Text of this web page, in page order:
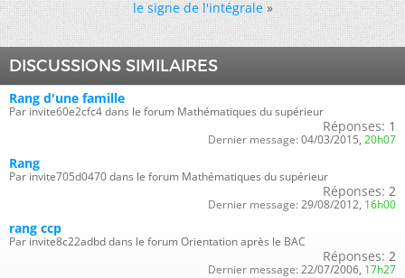
le signe de l'intégrale »
DISCUSSIONS SIMILAIRES
Rang d'une famille
Par invite60e2cfc4 dans le forum Mathématiques du supérieur
Réponses: 1
Dernier message: 04/03/2015, 20h07
Rang
Par invite705d0470 dans le forum Mathématiques du supérieur
Réponses: 2
Dernier message: 29/08/2012, 16h00
rang ccp
Par invite8c22adbd dans le forum Orientation après le BAC
Réponses: 2
Dernier message: 22/07/2006, 17h27